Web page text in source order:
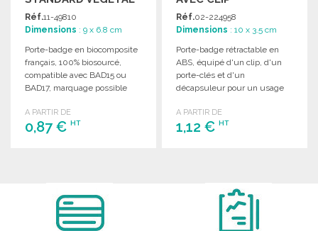
Réf.11-49810
Dimensions : 9 x 6.8 cm
Porte-badge en biocomposite
français, 100% biosourcé,
compatible avec BAD15 ou
BAD17, marquage possible
A PARTIR DE
0,87 € HT
Réf.02-224958
Dimensions : 10 x 3.5 cm
Porte-badge rétractable en
ABS, équipé d'un clip, d'un
porte-clés et d'un
décapsuleur pour un usage
A PARTIR DE
1,12 €HT